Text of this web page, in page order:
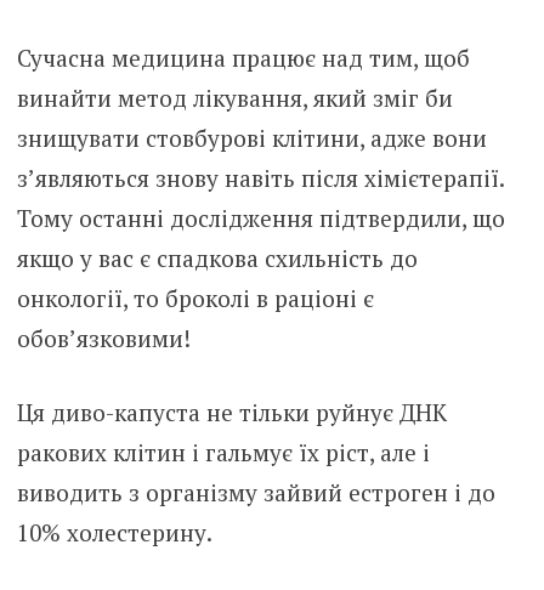
Сучасна медицина працює над тим, щоб
винайти метод лікування, який зміг би
знищувати стовбурові клітини, адже вони
з’являються знову навіть після хімієтерапії.
Тому останні дослідження підтвердили, що
якщо у вас є спадкова схильність до
онкології, то броколі в раціоні є
обов’язковими!
Ця диво-капуста не тільки руйнує ДНК
ракових клітин і гальмує їх ріст, але і
виводить з організму зайвий естроген і до
10% холестерину.